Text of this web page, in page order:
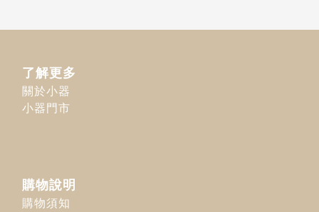
了解更多
關於小器
小器門市
購物說明
購物須知